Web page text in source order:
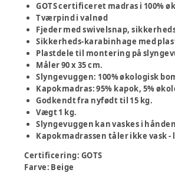
GOTS certificeret madras i 100%
Tværpind i valnød
Fjeder med swivelsnap,
Sikkerheds-karabinhage med
Plastdele til montering på
Måler 90 x 35 cm.
Slyngevuggen: 100% økologisk
Kapokmadras: 95% kapok, 5%
Godkendt fra nyfødt til 15 kg.
Vægt 1 kg.
Slyngevuggen kan vaskes i
Kapokmadrassen tåler ikke vask
Certificering: GOTS
Farve: Beige